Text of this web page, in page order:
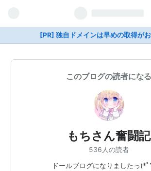
[PR] 独自ドメインは早めの取得がお
このブログの読者になる
もちさん奮闘記
536人の読者
ドールブログになりましたっ(*